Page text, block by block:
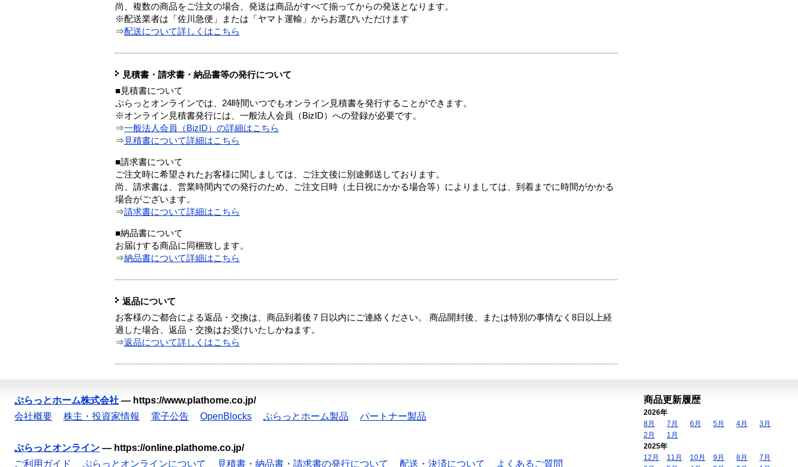
尚、複数の商品をご注文の場合、発送は商品がすべて揃ってからの発送となります。
※配送業者は「佐川急便」または「ヤマト運輸」からお選びいただけます
⇒配送について詳しくはこちら
見積書・請求書・納品書等の発行について
■見積書について
ぷらっとオンラインでは、24時間いつでもオンライン見積書を発行することができます。
※オンライン見積書発行には、一般法人会員（BizID）への登録が必要です。
⇒一般法人会員（BizID）の詳細はこちら
⇒ 見積書について詳細はこちら
■請求書について
ご注文時に希望されたお客様に関しましては、ご注文後に別途郵送しております。
尚、請求書は、営業時間内での発行のため、ご注文日時（土日祝にかかる場合等）によりましては、到着までに時間がかかる
場合がございます。
⇒請求書について詳細はこちら
■納品書について
お届けする商品に同梱致します。
⇒納品書について詳細はこちら
返品について
お客様のご都合による返品・交換は、商品到着後７日以内にご連絡ください。 商品開封後、または特別の事情なく8日以上経
過した場合、返品・交換はお受けいたしかねます。
⇒返品について詳しくはこちら
ぷらっとホーム株式会社 — https://www.plathome.co.jp/
会社概要
株主・投資家情報 電子公告 OpenBlocks ぷらっとホーム製品 パートナー製品
ぷらっとオンライン — https://online.plathome.co.jp/
ご利用ガイド
ぷらっとオンラインについて 見積書・納品書・請求書の発行について 配送・決済について よくあるご質問
商品更新履歴
2026年
8月
7月 6月 5月 4月
3月
2月
1月
2025年
12月
11月 10月 9月 8月
7月